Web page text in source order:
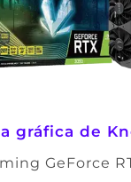
gráfica de
GeForce